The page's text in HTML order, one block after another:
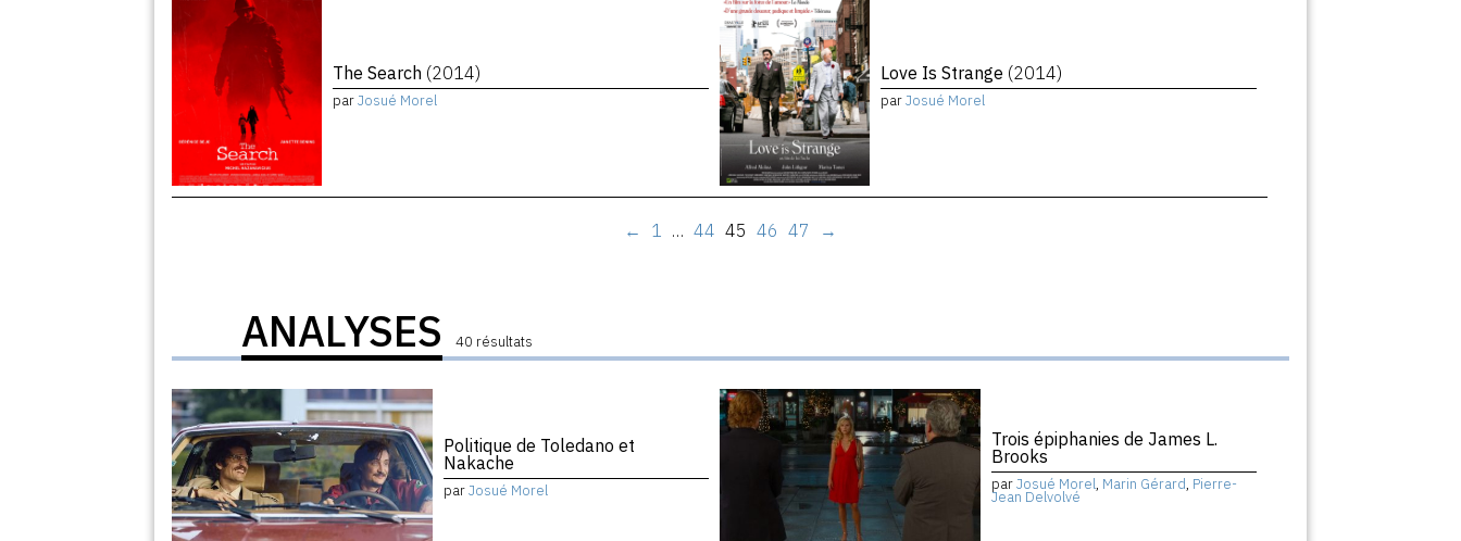
The Search (2014)
parJosué Morel
Love Is Strange (2014)
parJosué Morel
← 1 … 44 45 46 47 →
ANALYSES 40 résultats
Politique de Toledano et
Nakache
parJosué Morel
Trois épiphanies de James L.
Brooks
parJosué Morel, Marin Gérard, Pierre-
Jean Delvolvé